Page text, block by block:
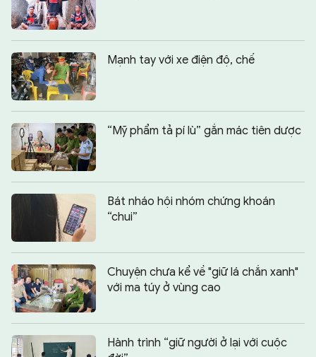
Chia sẻ:
Mạnh tay với xe điện độ, chế
“Mỹ phẩm tả pí lù” gắn mác tiên dược
Bát nháo hội nhóm chứng khoán
“chui”
Chuyện chưa kể về "giữ lá chắn xanh"
với ma túy ở vùng cao
Hành trình “giữ người ở lại với cuộc